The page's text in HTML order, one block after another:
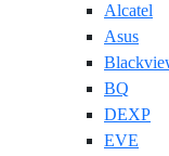
Alcatel
Asus
BQ
DEXP
EVE